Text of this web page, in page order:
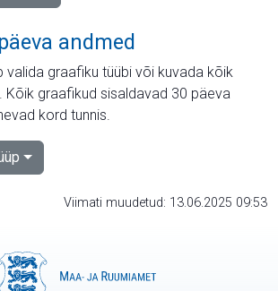
andmed
valida graafiku tüübi või kuvada kõik
Kõik graafikud sisaldavad 30 päeva
kord tunnis.
Viimati muudetud: 13.06.2025 09:53